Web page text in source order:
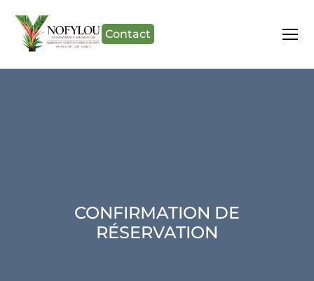
CONFIRMATION DE
RÉSERVATION
Contact